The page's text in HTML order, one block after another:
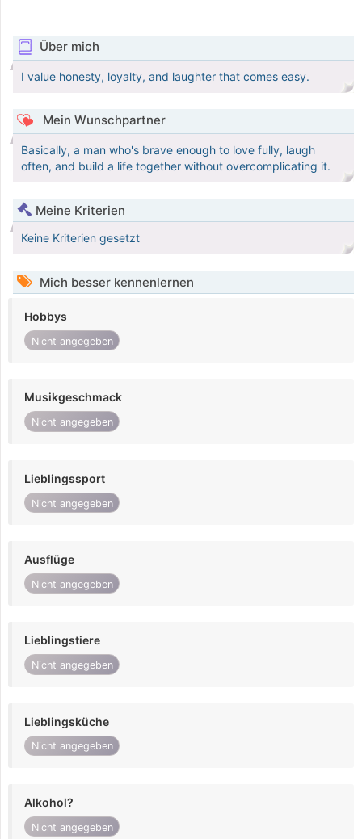
Über mich
I value honesty, loyalty, and laughter that comes easy.
Mein Wunschpartner
Basically, a man who's brave enough to love fully, laugh
often, and build a life together without overcomplicating it.
Meine Kriterien
Keine Kriterien gesetzt
Mich besser kennenlernen
Hobbys
Nicht angegeben
Musikgeschmack
Nicht angegeben
Lieblingssport
Nicht angegeben
Ausflüge
Nicht angegeben
Lieblingstiere
Nicht angegeben
Lieblingsküche
Nicht angegeben
Alkohol?
Nicht angegeben